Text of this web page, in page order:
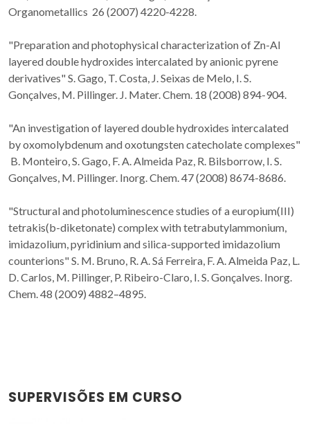
Organometallics 26 (2007) 4220-4228.
"Preparation and photophysical characterization of Zn-Al
layered double hydroxides intercalated by anionic pyrene
derivatives" S. Gago, T. Costa, J. Seixas de Melo, I. S.
Gonçalves, M. Pillinger. J. Mater. Chem. 18 (2008) 894-904.
"An investigation of layered double hydroxides intercalated
by oxomolybdenum and oxotungsten catecholate complexes"
B. Monteiro, S. Gago, F. A. Almeida Paz, R. Bilsborrow, I. S.
Gonçalves, M. Pillinger. Inorg. Chem. 47 (2008) 8674-8686.
"Structural and photoluminescence studies of a europium(III)
tetrakis(b-diketonate) complex with tetrabutylammonium,
imidazolium, pyridinium and silica-supported imidazolium
counterions" S. M. Bruno, R. A. Sá Ferreira, F. A. Almeida Paz, L.
D. Carlos, M. Pillinger, P. Ribeiro-Claro, I. S. Gonçalves. Inorg.
Chem. 48 (2009) 4882–4895.
SUPERVISÕES EM CURSO